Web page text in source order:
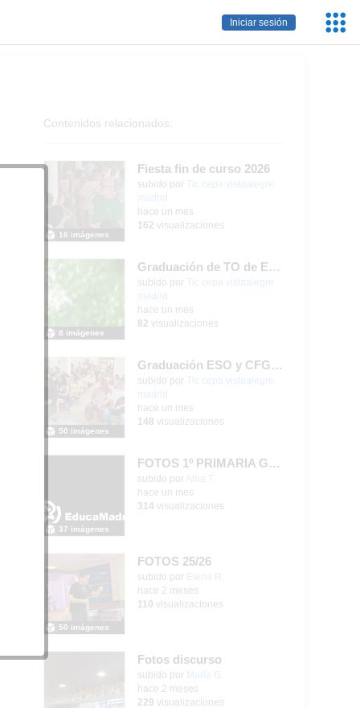
Iniciar sesión
Contenidos relacionados:
Fiesta fin de curso 2026
subido por Tic cepa vistaalegre
madrid
16 imágenes
hace un mes
162 visualizaciones
Graduación de TO de Empleo Doméstico
subido por Tic cepa vistaalegre
madrid
8 imágenes
hace un mes
82 visualizaciones
Graduación ESO y CFGB 2026
subido por Tic cepa vistaalegre
madrid
50 imágenes
hace un mes
148 visualizaciones
FOTOS 1º PRIMARIA GONZALO DE BERCEO
subido por Alba T.
37 imágenes
hace un mes
314 visualizaciones
FOTOS 25/26
Contenido educativo.
subido por Elena R.
50 imágenes
hace 2 meses
110 visualizaciones
Fotos discurso
Contenido educativo.
subido por María G.
hace 2 meses
229 visualizaciones